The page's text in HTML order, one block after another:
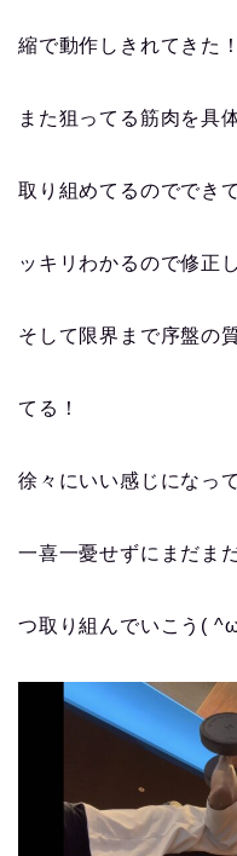
縮で動作しきれてきた！
また狙ってる筋肉を具
取り組めてるのででき
ッキリわかるので修正
そして限界まで序盤の
てる！
徐々にいい感じになっ
一喜一憂せずにまだま
つ取り組んでいこう(